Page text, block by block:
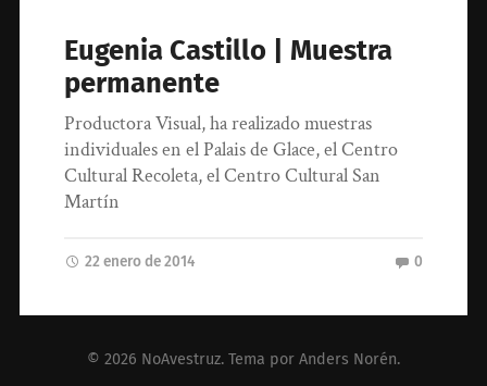
Eugenia Castillo | Muestra
permanente
Productora Visual, ha realizado muestras
individuales en el Palais de Glace, el Centro
Cultural Recoleta, el Centro Cultural San
Martín
22 enero de 2014 0
© 2026 NoAvestruz. Tema por Anders Norén.